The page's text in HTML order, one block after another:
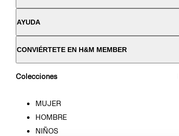
AYUDA
CONVIÉRTETE EN H&M MEMBER
Colecciones
MUJER
HOMBRE
NIÑOS